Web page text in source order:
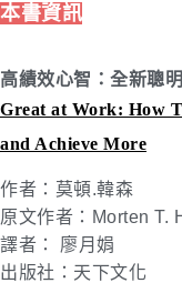
本書資訊
高績效心智：全新聰
Great at Work: How
and Achieve More
作者：莫頓.韓森
原文作者：Morten T.
譯者： 廖月娟
出版社：天下文化